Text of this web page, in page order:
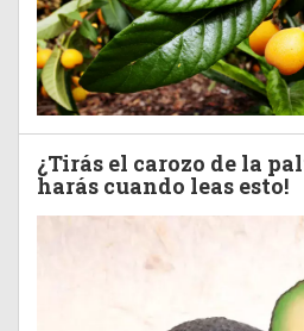
¿Tirás el carozo de la
harás cuando leas esto!